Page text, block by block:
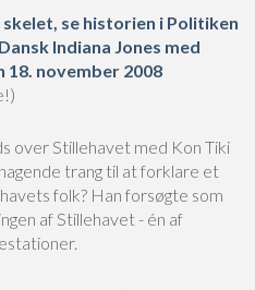
se historien i Politiken
Indiana Jones med
18. november 2008
over Stillehavet med Kon Tiki
trang til at forklare et
folk? Han forsøgte som
af Stillehavet - én af